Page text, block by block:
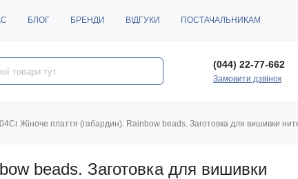
БЛОГ БРЕНДИ ВІДГУКИ ПОСТАЧАЛЬНИКАМ
(044) 22-77-662
Замовити дзвінок
Жіноче плаття (габардин). Rainbow beads. Заготовка для вишивки
beads. Заготовка для вишивки